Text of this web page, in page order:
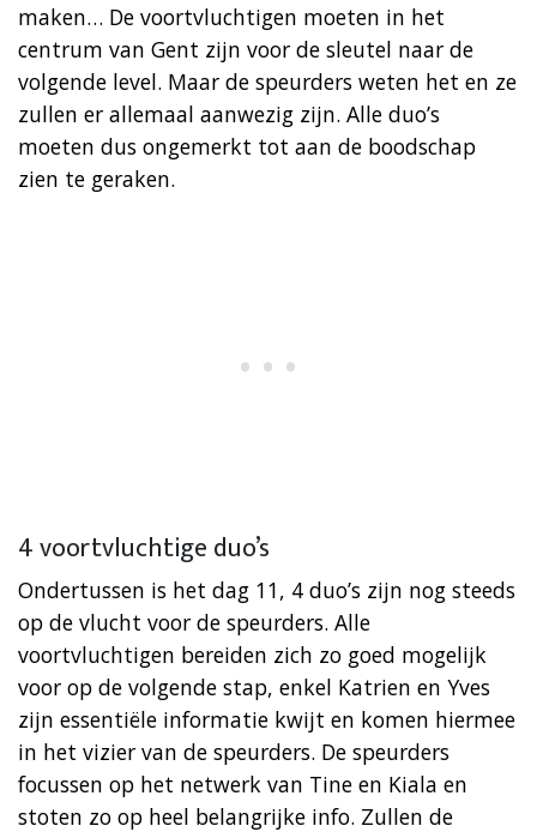
maken… De voortvluchtigen moeten in het
centrum van Gent zijn voor de sleutel naar de
volgende level. Maar de speurders weten het en ze
zullen er allemaal aanwezig zijn. Alle duo’s
moeten dus ongemerkt tot aan de boodschap
zien te geraken.
4 voortvluchtige duo’s
Ondertussen is het dag 11, 4 duo’s zijn nog steeds
op de vlucht voor de speurders. Alle
voortvluchtigen bereiden zich zo goed mogelijk
voor op de volgende stap, enkel Katrien en Yves
zijn essentiële informatie kwijt en komen hiermee
in het vizier van de speurders. De speurders
focussen op het netwerk van Tine en Kiala en
stoten zo op heel belangrijke info. Zullen de